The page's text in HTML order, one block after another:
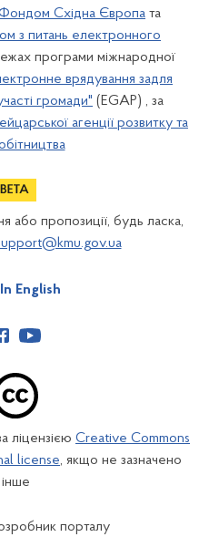
Східна Європа та
з питань електронного
програми міжнародної
врядування задля
громади" (EGAP) , за
агенції розвитку та
або пропозиції, будь ласка,
In English
ліцензією Creative Commons
license, якщо не зазначено
інше
порталу